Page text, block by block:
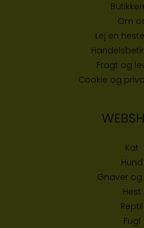
Butikke
Om
Lej en
Fragt og
Cookie og
Kat
Hund
Gnaver og
Hest
Reptil
Fugl